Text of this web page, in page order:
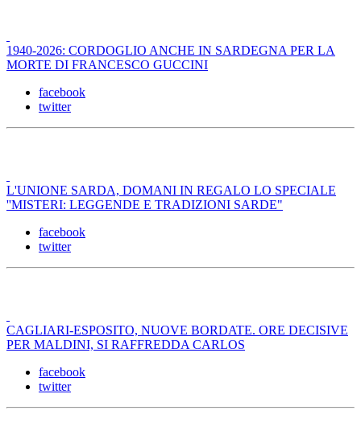
1940-2026: CORDOGLIO ANCHE IN SARDEGNA PER LA
MORTE DI FRANCESCO GUCCINI
facebook
twitter
L'UNIONE SARDA, DOMANI IN REGALO LO SPECIALE
''MISTERI: LEGGENDE E TRADIZIONI SARDE"
facebook
twitter
CAGLIARI-ESPOSITO, NUOVE BORDATE. ORE DECISIVE
PER MALDINI, SI RAFFREDDA CARLOS
facebook
twitter